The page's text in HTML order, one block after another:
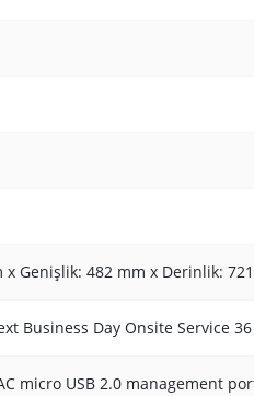
x Genişlik: 482 mm x Derinlik:
Business Day Onsite Service
micro USB 2.0 management